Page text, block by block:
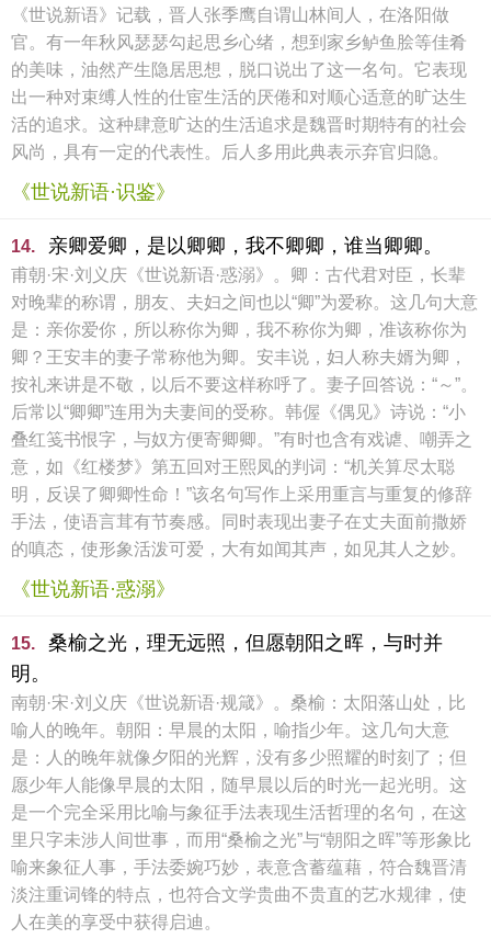
《世说新语》记载，晋人张季鹰自谓山林间人，在洛阳做
官。有一年秋风瑟瑟勾起思乡心绪，想到家乡鲈鱼脍等佳肴
的美味，油然产生隐居思想，脱口说出了这一名句。它表现
出一种对束缚人性的仕宦生活的厌倦和对顺心适意的旷达生
活的追求。这种肆意旷达的生活追求是魏晋时期特有的社会
风尚，具有一定的代表性。后人多用此典表示弃官归隐。
《世说新语·识鉴》
14. 亲卿爱卿，是以卿卿，我不卿卿，谁当卿卿。
甫朝·宋·刘义庆《世说新语·惑溺》。卿：古代君对臣，长辈
对晚辈的称谓，朋友、夫妇之间也以“卿”为爱称。这几句大意
是：亲你爱你，所以称你为卿，我不称你为卿，准该称你为
卿？王安丰的妻子常称他为卿。安丰说，妇人称夫婿为卿，
按礼来讲是不敬，以后不要这样称呼了。妻子回答说：“～”。
后常以“卿卿”连用为夫妻间的受称。韩偓《偶见》诗说：“小
叠红笺书恨字，与奴方便寄卿卿。”有时也含有戏谑、嘲弄之
意，如《红楼梦》第五回对王熙凤的判词：“机关算尽太聪
明，反误了卿卿性命！”该名句写作上采用重言与重复的修辞
手法，使语言茸有节奏感。同时表现出妻子在丈夫面前撒娇
的嗔态，使形象活泼可爱，大有如闻其声，如见其人之妙。
《世说新语·惑溺》
15.
桑榆之光，理无远照，但愿朝阳之晖，与时并
明。
南朝·宋·刘义庆《世说新语·规箴》。桑榆：太阳落山处，比
喻人的晚年。朝阳：早晨的太阳，喻指少年。这几句大意
是：人的晚年就像夕阳的光辉，没有多少照耀的时刻了；但
愿少年人能像早晨的太阳，随早晨以后的时光一起光明。这
是一个完全采用比喻与象征手法表现生活哲理的名句，在这
里只字未涉人间世事，而用“桑榆之光”与“朝阳之晖”等形象比
喻来象征人事，手法委婉巧妙，表意含蓄蕴藉，符合魏晋清
淡注重词锋的特点，也符合文学贵曲不贵直的艺水规律，使
人在美的享受中获得启迪。